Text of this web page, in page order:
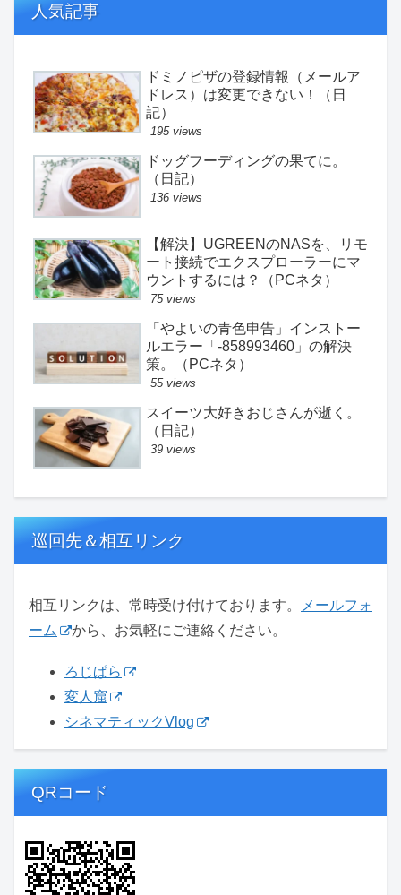
人気記事
ドミノピザの登録情報（メールア
ドレス）は変更できない！（日
記）
195 views
ドッグフーディングの果てに。
（日記）
136 views
【解決】UGREENのNASを、リモ
ート接続でエクスプローラーにマ
ウントするには？（PCネタ）
75 views
「やよいの青色申告」インストー
ルエラー「-858993460」の解決
策。（PCネタ）
55 views
スイーツ大好きおじさんが逝く。
（日記）
39 views
巡回先＆相互リンク
相互リンクは、常時受け付けております。
メールフォ
ーム
から、お気軽にご連絡ください。
ろじぱら
変人窟
シネマティックVlog
QRコード